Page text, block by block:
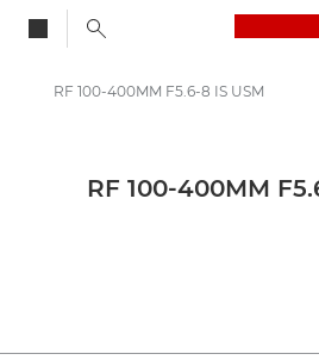
Presse
RF 100-400MM F5.6-8 IS USM
RF 100-400MM